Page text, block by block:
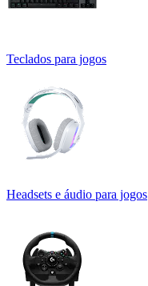
Teclados para jogos
Headsets e áudio para jogos